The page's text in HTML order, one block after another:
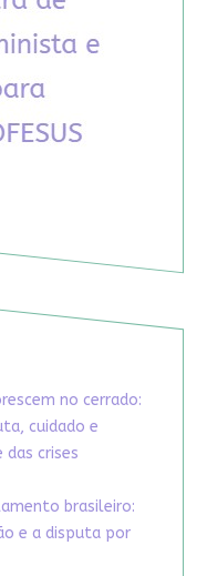
no cerrado:
cuidado e
crises
brasileiro:
e a disputa por